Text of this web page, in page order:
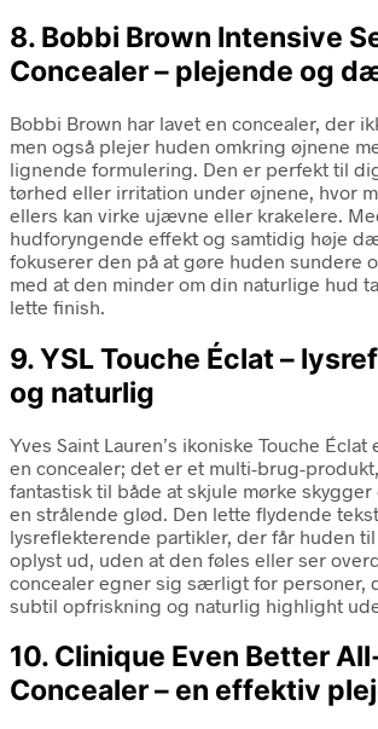
8. Bobbi Brown Intensive
Concealer – plejende og
Bobbi Brown har lavet en concealer, der
men også plejer huden omkring øjnene
lignende formulering. Den er perfekt til
tørhed eller irritation under øjnene, hvor
ellers kan virke ujævne eller krakelere.
hudforyngende effekt og samtidig høje
fokuserer den på at gøre huden sundere
med at den minder om din naturlige hud
lette finish.
9. YSL Touche Éclat –
og naturlig
Yves Saint Lauren’s ikoniske Touche
en concealer; det er et multi-brug-
fantastisk til både at skjule mørke
en strålende glød. Den lette flydende
lysreflekterende partikler, der får huden
oplyst ud, uden at den føles eller ser
concealer egner sig særligt for personer,
subtil opfriskning og naturlig highlight
10. Clinique Even Better
Concealer – en effektiv